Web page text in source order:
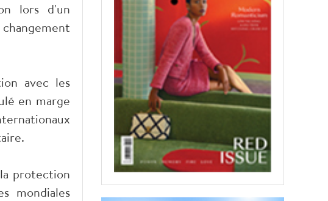
lors d'un
avec les
en marge
protection
mondiales